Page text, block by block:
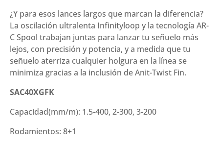
¿Y para esos lances largos que marcan la diferencia?
La oscilación ultralenta Infinityloop y la tecnología AR-
C Spool trabajan juntas para lanzar tu señuelo más
lejos, con precisión y potencia, y a medida que tu
señuelo aterriza cualquier holgura en la línea se
minimiza gracias a la inclusión de Anit-Twist Fin.
SAC40XGFK
Capacidad(mm/m): 1.5-400, 2-300, 3-200
Rodamientos: 8+1